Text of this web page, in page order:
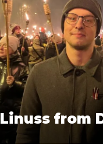
Linuss from